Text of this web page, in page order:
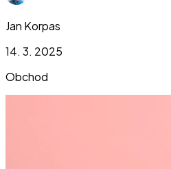
Jan Korpas
14. 3. 2025
Obchod